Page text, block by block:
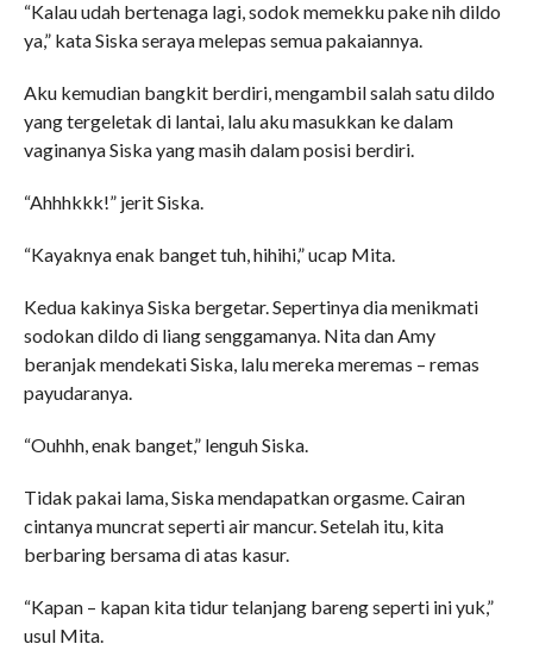
“Kalau udah bertenaga lagi, sodok memekku pake nih dildo
ya,” kata Siska seraya melepas semua pakaiannya.
Aku kemudian bangkit berdiri, mengambil salah satu dildo
yang tergeletak di lantai, lalu aku masukkan ke dalam
vaginanya Siska yang masih dalam posisi berdiri.
“Ahhhkkk!” jerit Siska.
“Kayaknya enak banget tuh, hihihi,” ucap Mita.
Kedua kakinya Siska bergetar. Sepertinya dia menikmati
sodokan dildo di liang senggamanya. Nita dan Amy
beranjak mendekati Siska, lalu mereka meremas – remas
payudaranya.
“Ouhhh, enak banget,” lenguh Siska.
Tidak pakai lama, Siska mendapatkan orgasme. Cairan
cintanya muncrat seperti air mancur. Setelah itu, kita
berbaring bersama di atas kasur.
“Kapan – kapan kita tidur telanjang bareng seperti ini yuk,”
usul Mita.